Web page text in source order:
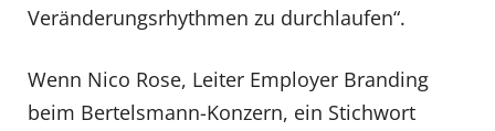
Veränderungsrhythmen zu durchlaufen“.
Wenn Nico Rose, Leiter Employer Branding
beim Bertelsmann-Konzern, ein Stichwort